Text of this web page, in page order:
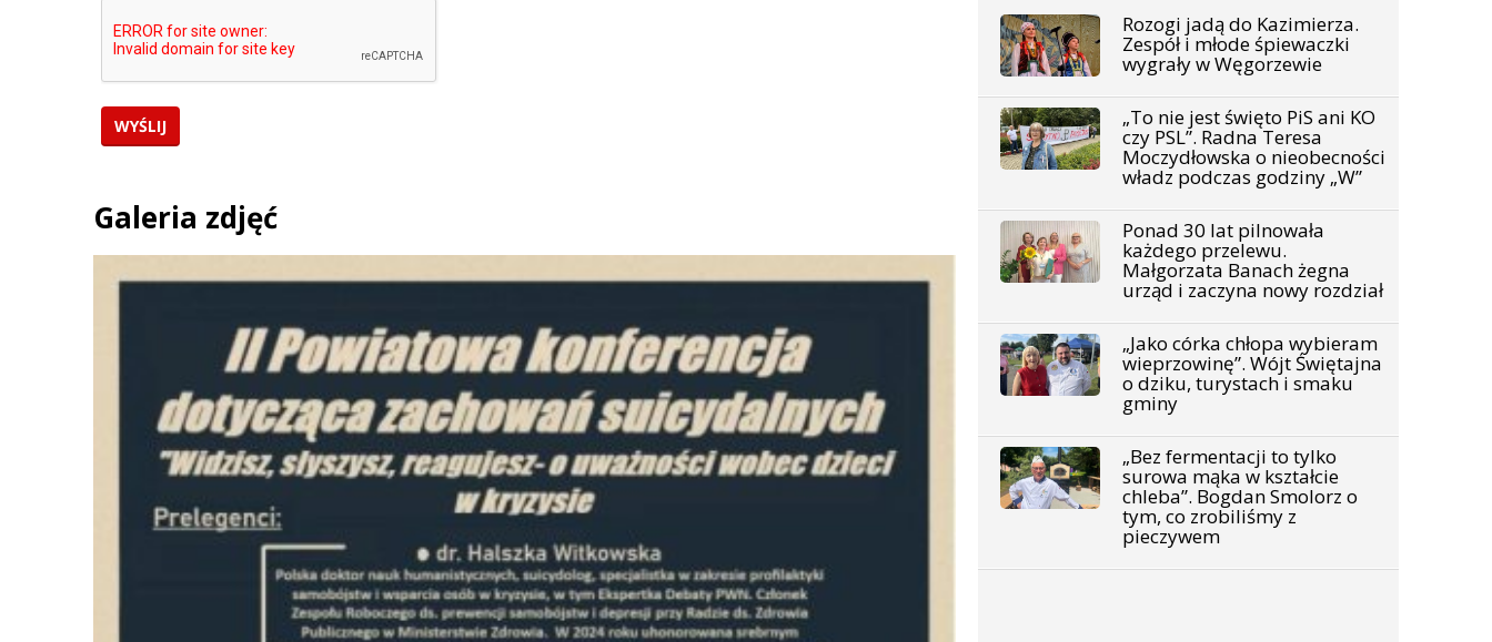
Galeria zdjęć
Rozogi jadą do Kazimierza.
Zespół i młode śpiewaczki
wygrały w Węgorzewie
„To nie jest święto PiS ani KO
czy PSL”. Radna Teresa
Moczydłowska o nieobecności
władz podczas godziny „W”
Ponad 30 lat pilnowała
każdego przelewu.
Małgorzata Banach żegna
urząd i zaczyna nowy rozdział
„Jako córka chłopa wybieram
wieprzowinę”. Wójt Świętajna
o dziku, turystach i smaku
gminy
„Bez fermentacji to tylko
surowa mąka w kształcie
chleba”. Bogdan Smolorz o
tym, co zrobiliśmy z
pieczywem